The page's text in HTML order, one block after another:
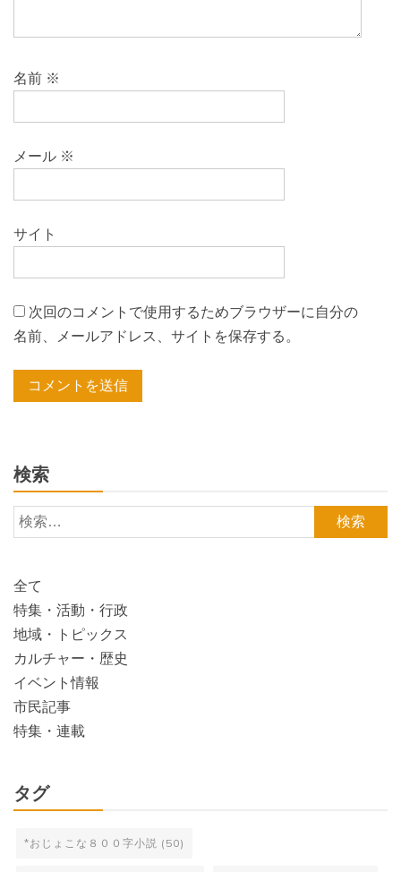
ン
名前 ※
メール ※
サイト
次回のコメントで使用するためブラウザーに自分の
名前、メールアドレス、サイトを保存する。
検索
検
索:
全て
特集・活動・行政
地域・トピックス
カルチャー・歴史
イベント情報
市民記事
特集・連載
タグ
*おじょこな８００字小説 (50)